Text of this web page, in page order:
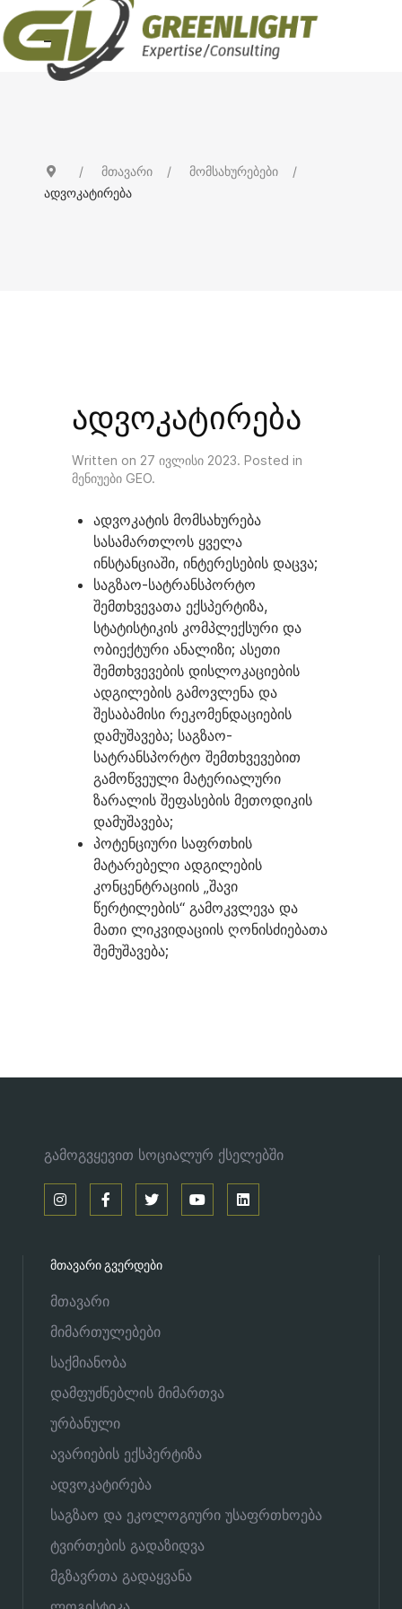
მთავარი
მომსახურებები
ადვოკატირება
ადვოკატირება
Written on 27 ივლისი 2023. Posted in
მენიუები GEO.
ადვოკატის მომსახურება
სასამართლოს ყველა
ინსტანციაში, ინტერესების დაცვა;
საგზაო-სატრანსპორტო
შემთხვევათა ექსპერტიზა,
სტატისტიკის კომპლექსური და
ობიექტური ანალიზი; ასეთი
შემთხვევების დისლოკაციების
ადგილების გამოვლენა და
შესაბამისი რეკომენდაციების
დამუშავება; საგზაო-
სატრანსპორტო შემთხვევებით
გამოწვეული მატერიალური
ზარალის შეფასების მეთოდიკის
დამუშავება;
პოტენციური საფრთხის
მატარებელი ადგილების
კონცენტრაციის „შავი
წერტილების“ გამოკვლევა და
მათი ლიკვიდაციის ღონისძიებათა
შემუშავება;
გამოგვყევით სოციალურ ქსელებში
ᲛᲗᲐᲕᲐᲠᲘ ᲒᲕᲔᲠᲓᲔᲑᲘ
მთავარი
მიმართულებები
საქმიანობა
დამფუძნებლის მიმართვა
ურბანული
ავარიების ექსპერტიზა
ადვოკატირება
საგზაო და ეკოლოგიური უსაფრთხოება
ტვირთების გადაზიდვა
მგზავრთა გადაყვანა